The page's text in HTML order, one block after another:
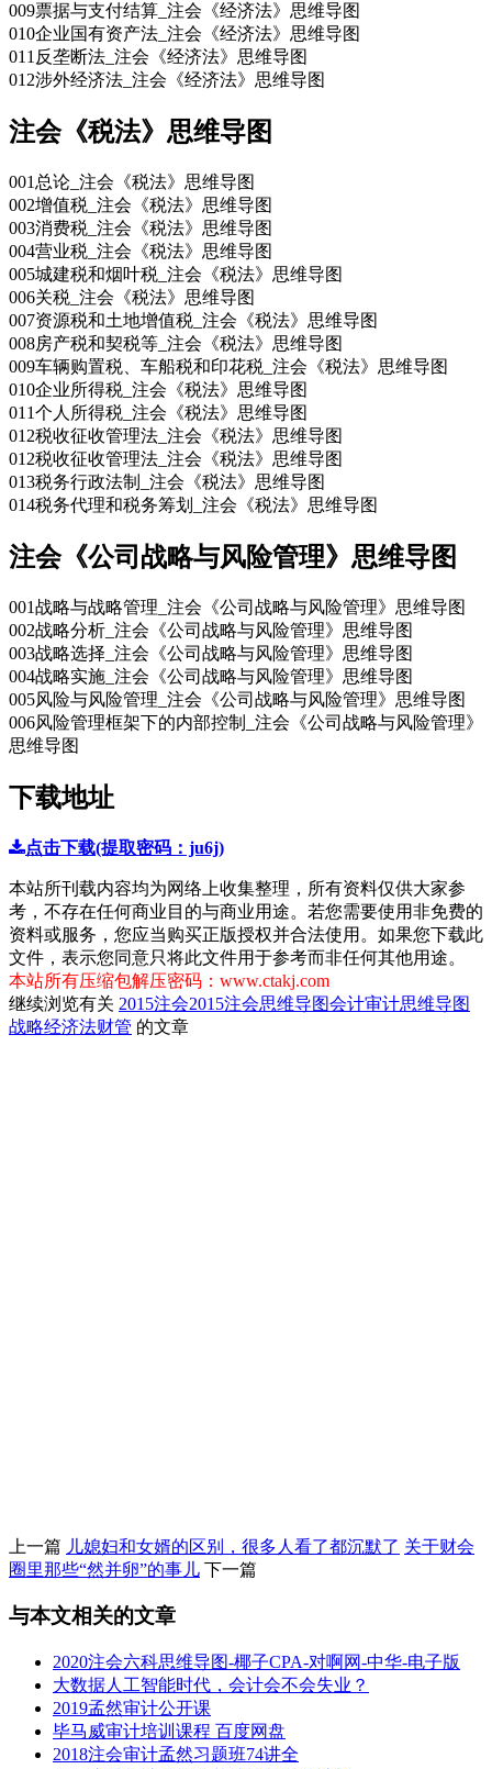
009票据与支付结算_注会《经济法》思维导图
010企业国有资产法_注会《经济法》思维导图
011反垄断法_注会《经济法》思维导图
012涉外经济法_注会《经济法》思维导图
注会《税法》思维导图
001总论_注会《税法》思维导图
002增值税_注会《税法》思维导图
003消费税_注会《税法》思维导图
004营业税_注会《税法》思维导图
005城建税和烟叶税_注会《税法》思维导图
006关税_注会《税法》思维导图
007资源税和土地增值税_注会《税法》思维导图
008房产税和契税等_注会《税法》思维导图
009车辆购置税、车船税和印花税_注会《税法》思维导图
010企业所得税_注会《税法》思维导图
011个人所得税_注会《税法》思维导图
012税收征收管理法_注会《税法》思维导图
012税收征收管理法_注会《税法》思维导图
013税务行政法制_注会《税法》思维导图
014税务代理和税务筹划_注会《税法》思维导图
注会《公司战略与风险管理》思维导图
001战略与战略管理_注会《公司战略与风险管理》思维导图
002战略分析_注会《公司战略与风险管理》思维导图
003战略选择_注会《公司战略与风险管理》思维导图
004战略实施_注会《公司战略与风险管理》思维导图
005风险与风险管理_注会《公司战略与风险管理》思维导图
006风险管理框架下的内部控制_注会《公司战略与风险管理》
思维导图
下载地址
点击下载(提取密码：ju6j)
本站所刊载内容均为网络上收集整理，所有资料仅供大家参
考，不存在任何商业目的与商业用途。若您需要使用非免费的
资料或服务，您应当购买正版授权并合法使用。如果您下载此
文件，表示您同意只将此文件用于参考而非任何其他用途。
本站所有压缩包解压密码：www.ctakj.com
继续浏览有关 2015注会2015注会思维导图会计审计思维导图
战略经济法财管 的文章
上一篇 儿媳妇和女婿的区别，很多人看了都沉默了 关于财会
圈里那些“然并卵”的事儿 下一篇
与本文相关的文章
2020注会六科思维导图-椰子CPA-对啊网-中华-电子版
大数据人工智能时代，会计会不会失业？
2019孟然审计公开课
毕马威审计培训课程 百度网盘
2018注会审计孟然习题班74讲全